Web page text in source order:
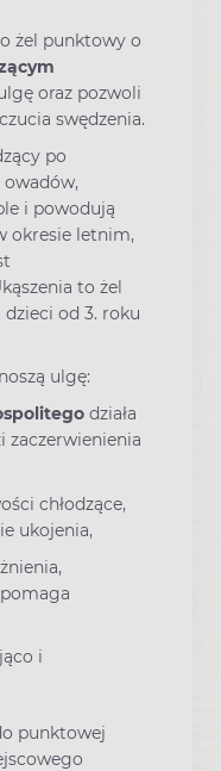
żel punktowy o
oraz pozwoli
swędzenia.
po
i powodują
okresie letnim,
to żel
od 3. roku
ulgę:
działa
zaczerwienienia
chłodzące,
ukojenia,
i
punktowej